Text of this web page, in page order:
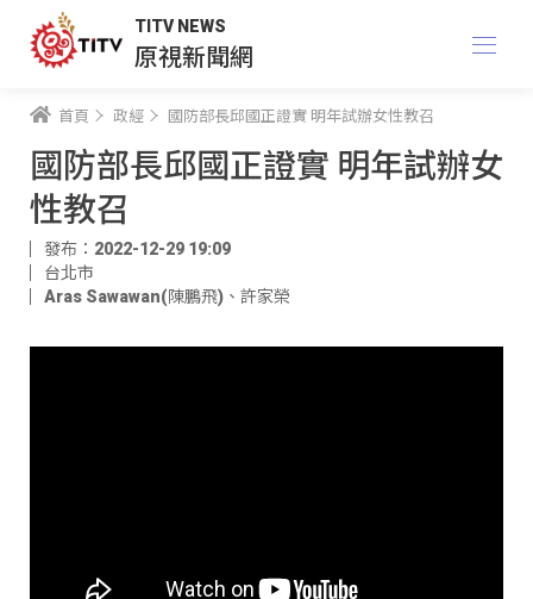
TITV NEWS
原視新聞網
首頁 政經 國防部長邱國正證實 明年試辦女性教召
國防部長邱國正證實 明年試辦女
性教召
發布：2022-12-29 19:09
台北市
Aras Sawawan(陳鵬飛) 、 許家榮